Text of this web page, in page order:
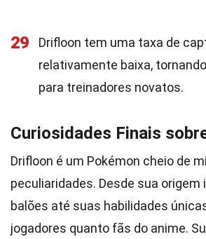
29
Drifloon tem uma taxa de
relativamente baixa,
para treinadores novatos.
Curiosidades Finais
Drifloon é um Pokémon cheio de
peculiaridades. Desde sua origem
balões até suas habilidades
jogadores quanto fãs do anime.